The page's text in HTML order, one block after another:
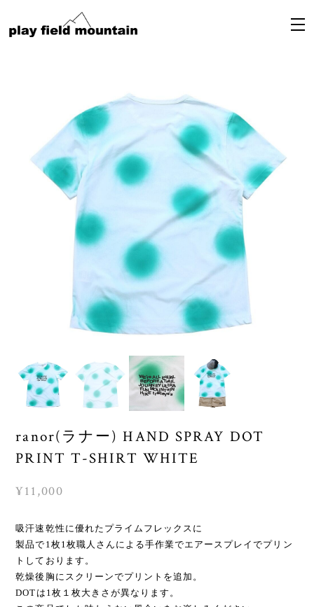
ranor(ラナー) HAND SPRAY DOT
PRINT T-SHIRT WHITE
¥11,000
吸汗速乾性に優れたプライムフレックスに
製品で1枚1枚職人さんによる手作業でエアースプレイでプリン
トしております。
乾燥後胸にスクリーンでプリントを追加。
DOTは1枚１枚大きさが異なります。